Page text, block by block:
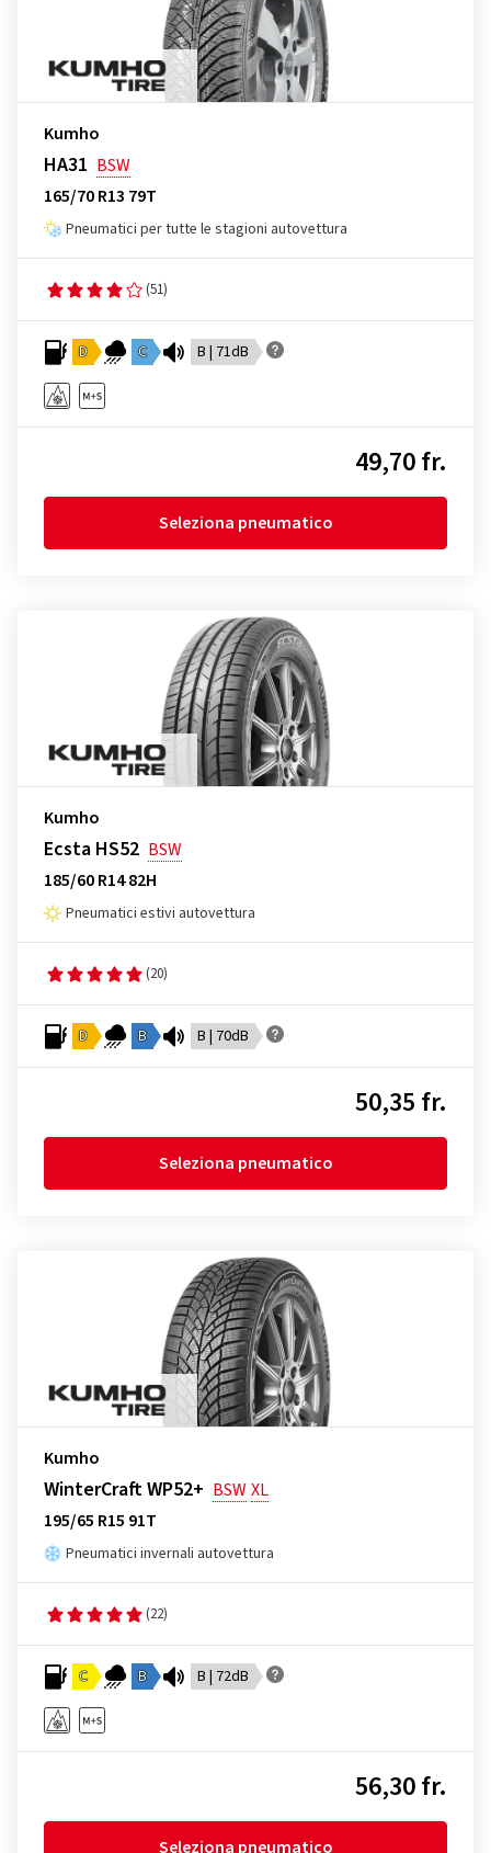
Kumho
HA31 BSW
165/70 R13 79T
Pneumatici per tutte le stagioni autovettura
(51)
D C B | 71dB
49,70 fr.
Seleziona pneumatico
Kumho
Ecsta HS52 BSW
185/60 R14 82H
Pneumatici estivi autovettura
(20)
D B B | 70dB
50,35 fr.
Seleziona pneumatico
Kumho
WinterCraft WP52+ BSWXL
195/65 R15 91T
Pneumatici invernali autovettura
(22)
C B B | 72dB
56,30 fr.
Seleziona pneumatico